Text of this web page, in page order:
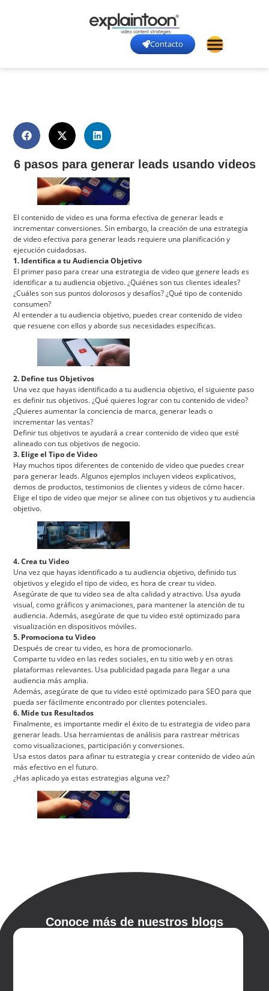
Contacto
6 pasos para generar leads usando videos
El contenido de video es una forma efectiva de generar leads e
incrementar conversiones. Sin embargo, la creación de una estrategia
de video efectiva para generar leads requiere una planificación y
ejecución cuidadosas.
1. Identifica a tu Audiencia Objetivo
El primer paso para crear una estrategia de video que genere leads es
identificar a tu audiencia objetivo. ¿Quiénes son tus clientes ideales?
¿Cuáles son sus puntos dolorosos y desafíos? ¿Qué tipo de contenido
consumen?
Al entender a tu audiencia objetivo, puedes crear contenido de video
que resuene con ellos y aborde sus necesidades específicas.
2. Define tus Objetivos
Una vez que hayas identificado a tu audiencia objetivo, el siguiente paso
es definir tus objetivos. ¿Qué quieres lograr con tu contenido de video?
¿Quieres aumentar la conciencia de marca, generar leads o
incrementar las ventas?
Definir tus objetivos te ayudará a crear contenido de video que esté
alineado con tus objetivos de negocio.
3. Elige el Tipo de Video
Hay muchos tipos diferentes de contenido de video que puedes crear
para generar leads. Algunos ejemplos incluyen videos explicativos,
demos de productos, testimonios de clientes y videos de cómo hacer.
Elige el tipo de video que mejor se alinee con tus objetivos y tu audiencia
objetivo.
4. Crea tu Video
Una vez que hayas identificado a tu audiencia objetivo, definido tus
objetivos y elegido el tipo de video, es hora de crear tu video.
Asegúrate de que tu video sea de alta calidad y atractivo. Usa ayuda
visual, como gráficos y animaciones, para mantener la atención de tu
audiencia. Además, asegúrate de que tu video esté optimizado para
visualización en dispositivos móviles.
5. Promociona tu Video
Después de crear tu video, es hora de promocionarlo.
Comparte tu video en las redes sociales, en tu sitio web y en otras
plataformas relevantes. Usa publicidad pagada para llegar a una
audiencia más amplia.
Además, asegúrate de que tu video esté optimizado para SEO para que
pueda ser fácilmente encontrado por clientes potenciales.
6. Mide tus Resultados
Finalmente, es importante medir el éxito de tu estrategia de video para
generar leads. Usa herramientas de análisis para rastrear métricas
como visualizaciones, participación y conversiones.
Usa estos datos para afinar tu estrategia y crear contenido de video aún
más efectivo en el futuro.
¿Has aplicado ya estas estrategias alguna vez?
Conoce más de nuestros blogs